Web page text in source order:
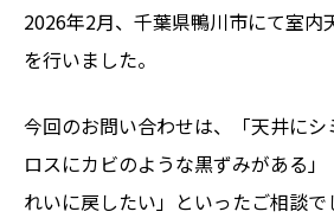
2026年2月、千葉県鴨川市にて室内
を行いました。
今回のお問い合わせは、「天井に
ロスにカビのような黒ずみがある
れいに戻したい」といったご相談